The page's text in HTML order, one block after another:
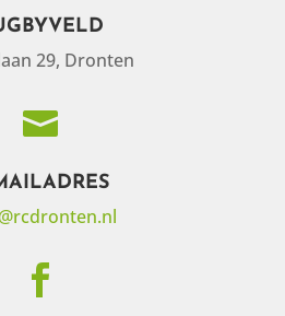
29, Dronten

